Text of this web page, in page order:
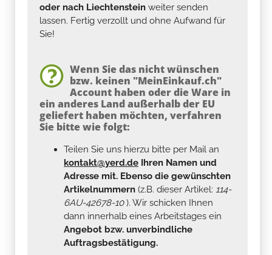
oder nach Liechtenstein weiter senden
lassen. Fertig verzollt und ohne Aufwand für
Sie!
Wenn Sie das nicht wünschen
bzw. keinen "MeinEinkauf.ch"
Account haben oder die Ware in
ein anderes Land außerhalb der EU
geliefert haben möchten, verfahren
Sie bitte wie folgt:
Teilen Sie uns hierzu bitte per Mail an
kontakt@yerd.de Ihren Namen und
Adresse mit. Ebenso die gewünschten
Artikelnummern (z.B. dieser Artikel: 114-
6AU-42678-10). Wir schicken Ihnen
dann innerhalb eines Arbeitstages ein
Angebot bzw. unverbindliche
Auftragsbestätigung.